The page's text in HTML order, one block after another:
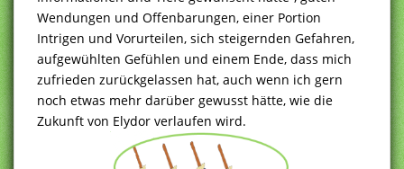
Wendungen und Offenbarungen, einer Portion
Intrigen und Vorurteilen, sich steigernden Gefahren,
aufgewühlten Gefühlen und einem Ende, dass mich
zufrieden zurückgelassen hat, auch wenn ich gern
noch etwas mehr darüber gewusst hätte, wie die
Zukunft von Elydor verlaufen wird.